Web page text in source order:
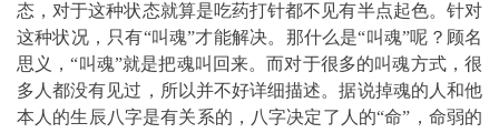
态，对于这种状态就算是吃药打针都不见有半点起色。针对
这种状况，只有“叫魂”才能解决。那什么是“叫魂”呢？顾名
思义，“叫魂”就是把魂叫回来。而对于很多的叫魂方式，很
多人都没有见过，所以并不好详细描述。据说掉魂的人和他
本人的生辰八字是有关系的，八字决定了人的“命”，命弱的